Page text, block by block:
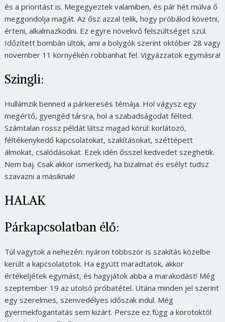
és a prioritást is. Megegyeztek valamiben, és pár hét múlva ő
meggondolja magát. Az ősz azzal telik, hogy próbálod követni,
érteni, alkalmazkodni. Ez egyre növekvő felszültséget szül.
Időzített bombán ültök, ami a bolygók szerint október 28 vagy
november 11 környékén robbanhat fel. Vigyázzatok egymásra!
Szingli:
Hullámzik benned a párkeresés témája. Hol vágysz egy
megértő, gyengéd társra, hol a szabadságodat félted.
Számtalan rossz példát látsz magad körül: korlátozó,
féltékenykedő kapcsolatokat, szakításokat, széttépett
álmokat, csalódásokat. Ezek idén ősszel kedvedet szeghetik.
Nem baj. Csak akkor ismerkedj, ha bizalmat és esélyt tudsz
szavazni a másiknak!
HALAK
Párkapcsolatban élő:
Túl vagytok a nehezén: nyáron többször is szakítás közelbe
került a kapcsolatotok. Ha együtt maradtatok, akkor
értékeljétek egymást, és hagyjátok abba a marakodást! Még
szeptember 19 az utolsó próbatétel. Utána minden jel szerint
egy szerelmes, szenvedélyes időszak indul. Még
gyermekfogantatás sem kizárt. Persze ez függ a korotoktól
Borsonline bejelentkezés
E-mail cím vagy felhasználónév